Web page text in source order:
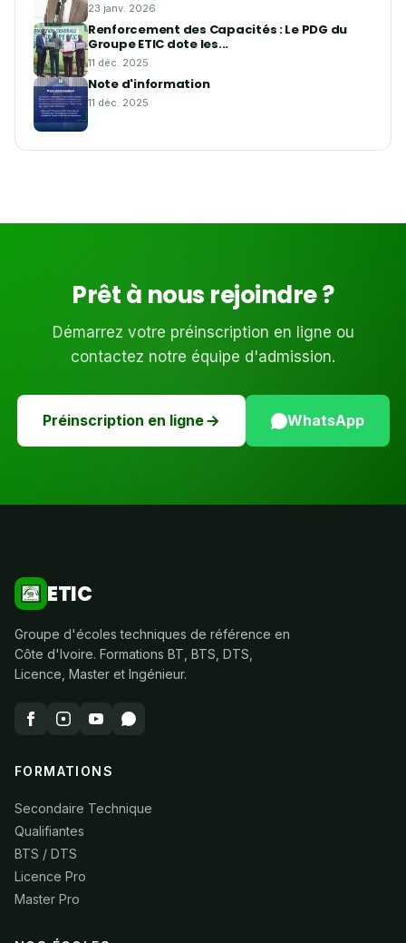
23 janv. 2026
Renforcement des Capacités : Le PDG du
Groupe ETIC dote les...
11 déc. 2025
Note d'information
11 déc. 2025
Prêt à nous rejoindre ?
Démarrez votre préinscription en ligne ou
contactez notre équipe d'admission.
Préinscription en ligne WhatsApp
ETIC
Groupe d'écoles techniques de référence en
Côte d'Ivoire. Formations BT, BTS, DTS,
Licence, Master et Ingénieur.
FORMATIONS
Secondaire Technique
Qualifiantes
BTS / DTS
Licence Pro
Master Pro